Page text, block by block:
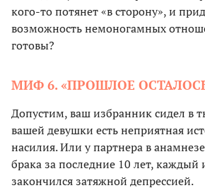
кого-то потянет «в сторону», и
возможность немоногамных
готовы?
МИФ 6. «ПРОШЛОЕ
Допустим, ваш избранник сидел в
вашей девушки есть неприятная
насилия. Или у партнера в
брака за последние 10 лет, каждый
закончился затяжной депрессией.